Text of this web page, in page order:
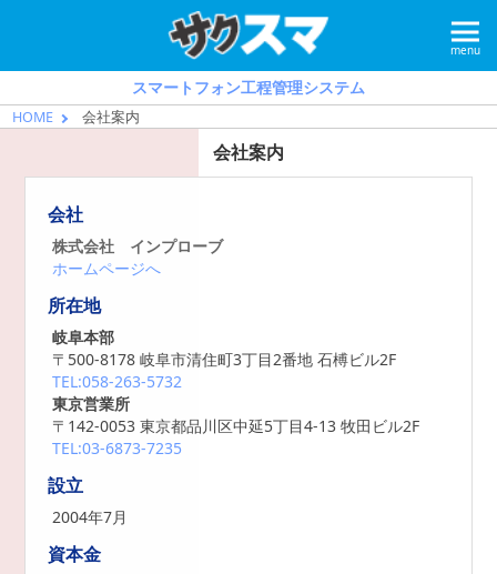
スマートフォン工程管理システム
HOME 会社案内
会社案内
会社
株式会社 インプローブ
ホームページへ
所在地
岐阜本部
〒500-8178 岐阜市清住町3丁目2番地石榑ビル2F
TEL:058-263-5732
東京営業所
〒142-0053 東京都品川区中延5丁目4-13牧田ビル2F
TEL:03-6873-7235
設立
2004年7月
資本金